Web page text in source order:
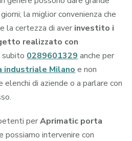
la miglior convenienza che
la certezza di aver investito i
realizzato con
subito 0289601329 anche per
industriale Milano e non
di aziende o a parlare con
perAprimatic porta
possiamo intervenire con